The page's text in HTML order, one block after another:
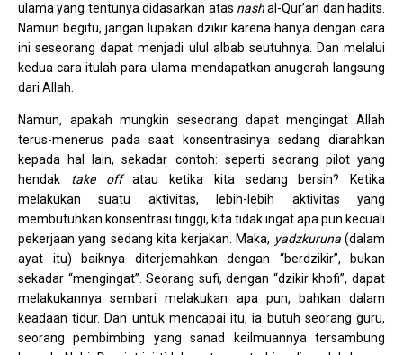
ulama yang tentunya didasarkan atas nashal-Qur’an dan hadits.
Namun begitu, jangan lupakan dzikir karena hanya dengan cara
ini seseorang dapat menjadi ulul albab seutuhnya. Dan melalui
kedua cara itulah para ulama mendapatkan anugerah langsung
dari Allah.
Namun, apakah mungkin seseorang dapat mengingat Allah
terus-menerus pada saat konsentrasinya sedang diarahkan
kepada hal lain, sekadar contoh: seperti seorang pilot yang
hendak take offatau ketika kita sedang bersin? Ketika
melakukan suatu aktivitas, lebih-lebih aktivitas yang
membutuhkan konsentrasi tinggi, kita tidak ingat apa pun kecuali
pekerjaan yang sedang kita kerjakan. Maka, yadzkuruna(dalam
ayat itu) baiknya diterjemahkan dengan “berdzikir”, bukan
sekadar “mengingat”. Seorang sufi, dengan “dzikir khofi”, dapat
melakukannya sembari melakukan apa pun, bahkan dalam
keadaan tidur. Dan untuk mencapai itu, ia butuh seorang guru,
seorang pembimbing yang sanad keilmuannya tersambung